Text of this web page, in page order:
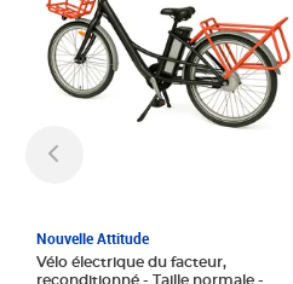
Nouvelle Attitude
Vélo électrique du facteur,
reconditionné - Taille normale -